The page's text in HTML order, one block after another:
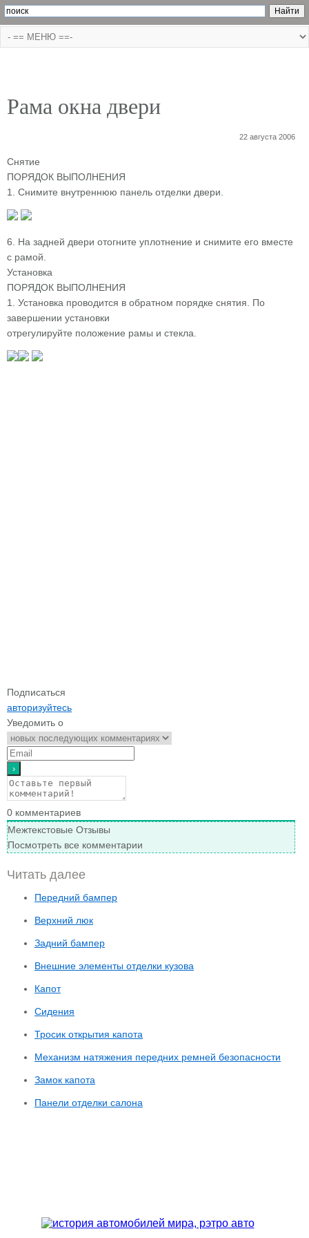
Рама окна двери
22 августа 2006
Снятие
ПОРЯДОК ВЫПОЛНЕНИЯ
1. Снимите внутреннюю панель отделки двери.
6. На задней двери отогните уплотнение и снимите его вместе
с рамой.
Установка
ПОРЯДОК ВЫПОЛНЕНИЯ
1. Установка проводится в обратном порядке снятия. По
завершении установки
отрегулируйте положение рамы и стекла.
Подписаться
авторизуйтесь
Уведомить о
0 комментариев
Межтекстовые Отзывы
Посмотреть все комментарии
Читать далее
Передний бампер
Верхний люк
Задний бампер
Внешние элементы отделки кузова
Капот
Сидения
Тросик открытия капота
Механизм натяжения передних ремней безопасности
Замок капота
Панели отделки салона